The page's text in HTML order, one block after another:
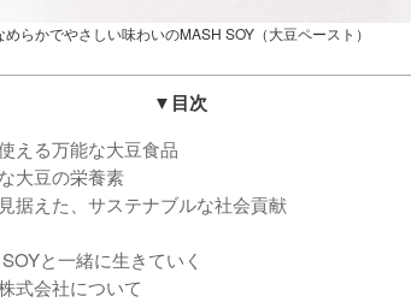
めらかでやさしい味わいのMASH SOY（大豆ペースト）
▼目次
える万能な大豆食品
大豆の栄養素
据えた、サステナブルな社会貢献
と一緒に生きていく
式会社について